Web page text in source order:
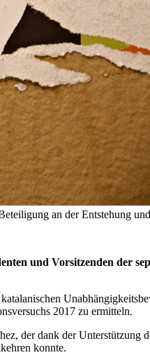
an der Entstehung
und Vorsitzenden der
2017 zu ermitteln.
der dank der Unterstützung
konnte.